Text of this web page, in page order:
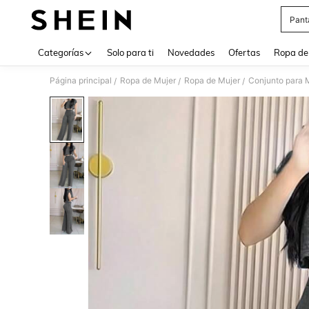
Categorías Solo para ti Novedades Ofertas Ropa
Página principal / Ropa de Mujer / Ropa de Mujer / Conjunto para